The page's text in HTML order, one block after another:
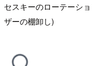
セスキーのローテーシ
ザーの棚卸し)